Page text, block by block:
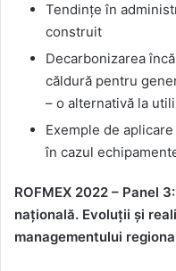
Tendințe în
construit
Decarbonizarea
căldură pentru
– o alternativă la
Exemple de
în cazul
ROFMEX 2022 – Panel
națională. Evoluții și
managementului